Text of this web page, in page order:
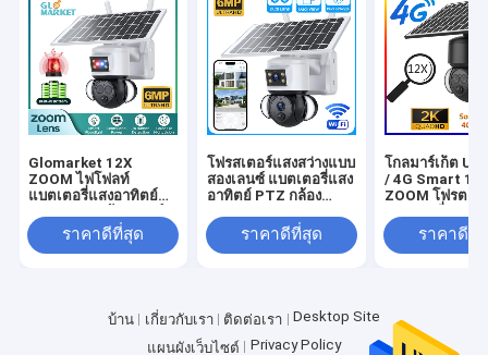
Glomarket 12X
ZOOM ไฟโฟลท์
แบตเตอรี่แสงอาทิตย์
Wifi / 4G Ubox กล้อง
รักษาความปลอดภัย
ราคาดีที่สุด
โฟรสเตอร์แสงสว่างแบบ
สองเลนซ์ แบตเตอรี่แสง
อาทิตย์ PTZ กล้อง
กล้อง PTZ ความ
ปลอดภัย
ราคาดีที่สุด
โกลมาร์เก็ต
/ 4G Smart
ZOOM โฟรตแส
PTZ กล้อง 6MP
กล้องตรวจจับม
ราคาดีที่
บ้าน เกี่ยวกับเรา ติดต่อเรา
Desktop Site
แผนผังเว็บไซต์
Privacy Policy